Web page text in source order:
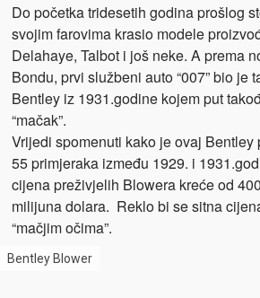
Do početka tridesetih godina prošlog
svojim farovima krasio modele
Delahaye, Talbot i još neke. A prema
Bondu, prvi službeni auto “007” bio je
Bentley iz 1931.godine kojem put
“mačak”.
Vrijedi spomenuti kako je ovaj Bentley
55 primjeraka između 1929. i
cijena preživjelih Blowera kreće od
milijuna dolara. Reklo bi se sitna
“mačjim očima”.
Bentley Blower